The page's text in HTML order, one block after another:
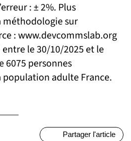
: ± 2%. Plus
sur
: www.devcommslab.org
le 30/10/2025 et le
6075 personnes
population adulte France.
Partager l'article